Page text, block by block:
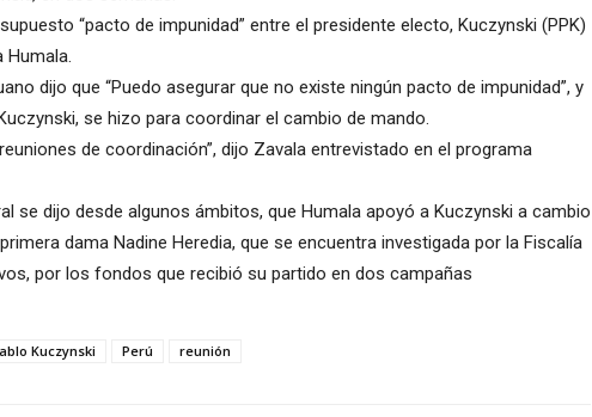
“pacto de impunidad” entre el presidente electo, Kuczynski (PPK)
Humala.
dijo que “Puedo asegurar que no existe ningún pacto de impunidad”, y
se hizo para coordinar el cambio de mando.
de coordinación”, dijo Zavala entrevistado en el programa
se dijo desde algunos ámbitos, que Humala apoyó a Kuczynski a cambio
dama Nadine Heredia, que se encuentra investigada por la Fiscalía
por los fondos que recibió su partido en dos campañas
Kuczynski Perú reunión